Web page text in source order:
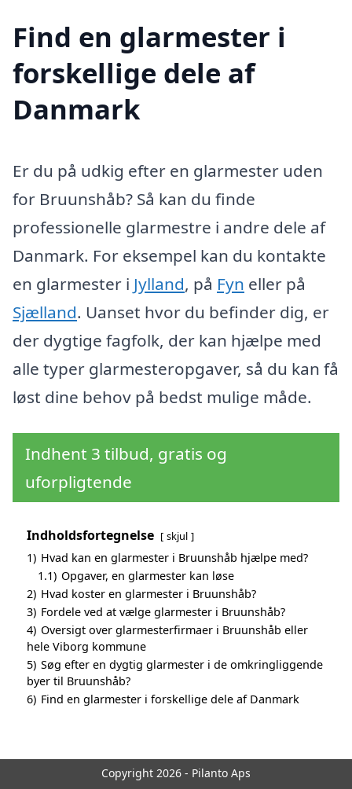
Find en glarmester i
forskellige dele af
Danmark
Er du på udkig efter en glarmester uden
for Bruunshåb? Så kan du finde
professionelle glarmestre i andre dele af
Danmark. For eksempel kan du kontakte
en glarmester i Jylland, på Fyn eller på
Sjælland. Uanset hvor du befinder dig, er
der dygtige fagfolk, der kan hjælpe med
alle typer glarmesteropgaver, så du kan få
løst dine behov på bedst mulige måde.
Indhent 3 tilbud, gratis og
uforpligtende
Indholdsfortegnelse skjul
1) Hvad kan en glarmester i Bruunshåb hjælpe med?
1.1) Opgaver, en glarmester kan løse
2) Hvad koster en glarmester i Bruunshåb?
3) Fordele ved at vælge glarmester i Bruunshåb?
4) Oversigt over glarmesterfirmaer i Bruunshåb eller
hele Viborg kommune
5) Søg efter en dygtig glarmester i de omkringliggende
byer til Bruunshåb?
6) Find en glarmester i forskellige dele af Danmark
Copyright 2026 - Pilanto Aps